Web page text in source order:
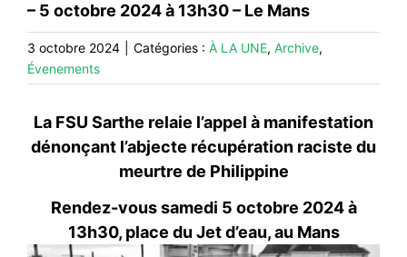
#MÉDIAS
#DÉBATS
#PRESSE
#ARCHIVES
– 5 octobre 2024 à 13h30 – Le Mans
3 octobre 2024 Catégories : À LA UNE, Archive,
Évenements
La FSU Sarthe relaie l’appel à manifestation
dénonçant l’abjecte récupération raciste du
meurtre de Philippine
Rendez-vous samedi 5 octobre 2024à
13h30, place du Jet d’eau, au Mans